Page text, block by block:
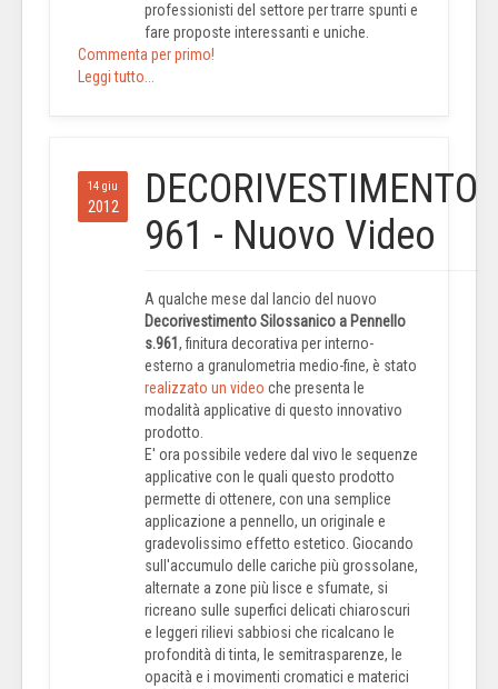
professionisti del settore per trarre spunti e
fare proposte interessanti e uniche.
Commenta per primo!
Leggi tutto...
14 giu
2012
DECORIVESTIMENTO
961 - Nuovo Video
A qualche mese dal lancio del nuovo
Decorivestimento Silossanico a Pennello
s.961 , finitura decorativa per interno-
esterno a granulometria medio-fine, è stato
realizzato un video che presenta le
modalità applicative di questo innovativo
prodotto.
E' ora possibile vedere dal vivo le sequenze
applicative con le quali questo prodotto
permette di ottenere, con una semplice
applicazione a pennello, un originale e
gradevolissimo effetto estetico. Giocando
sull'accumulo delle cariche più grossolane,
alternate a zone più lisce e sfumate, si
ricreano sulle superfici delicati chiaroscuri
e leggeri rilievi sabbiosi che ricalcano le
profondità di tinta, le semitrasparenze, le
opacità e i movimenti cromatici e materici